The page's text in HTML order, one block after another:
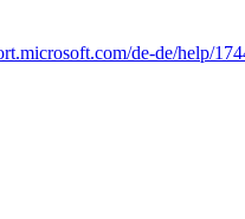
de-de/help/